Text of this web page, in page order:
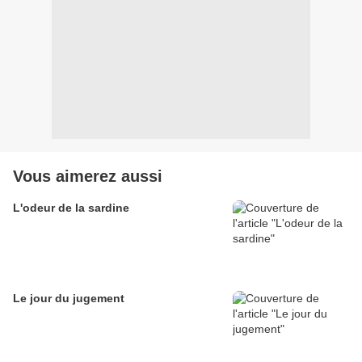
Vous aimerez aussi
L'odeur de la sardine
Le jour du jugement